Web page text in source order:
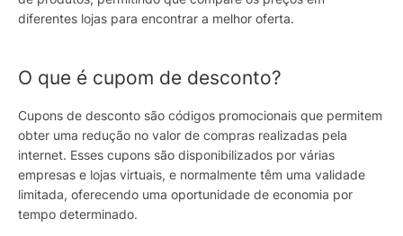
diferentes lojas para encontrar a melhor oferta.
O que é cupom de desconto?
Cupons de desconto são códigos promocionais que permitem
obter uma redução no valor de compras realizadas pela
internet. Esses cupons são disponibilizados por várias
empresas e lojas virtuais, e normalmente têm uma validade
limitada, oferecendo uma oportunidade de economia por
tempo determinado.